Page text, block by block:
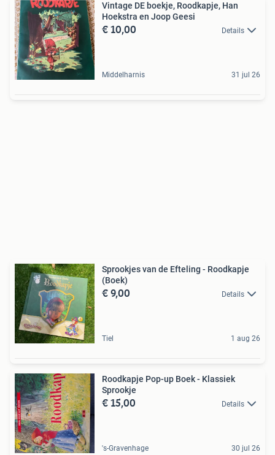
Vintage DE boekje, Roodkapje, Han
Hoekstra en Joop Geesi
€ 10,00 Details
Middelharnis 31 jul 26
Sprookjes van de Efteling - Roodkapje
(Boek)
€ 9,00 Details
Tiel 1 aug 26
Roodkapje Pop-up Boek - Klassiek
Sprookje
€ 15,00 Details
's-Gravenhage 30 jul 26